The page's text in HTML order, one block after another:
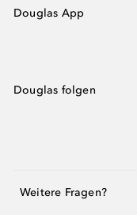
Douglas App
Douglas folgen
Weitere Fragen?